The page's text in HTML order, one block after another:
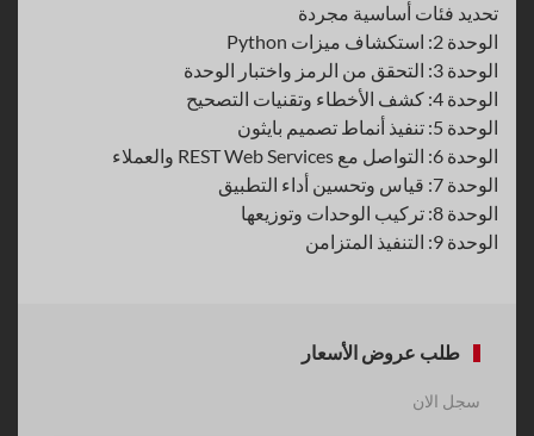
تحديد فئات أساسية مجردة
الوحدة 2: استكشاف ميزات Python
الوحدة 3: التحقق من الرمز واختبار الوحدة
الوحدة 4: كشف الأخطاء وتقنيات التصحيح
الوحدة 5: تنفيذ أنماط تصميم بايثون
الوحدة 6: التواصل مع REST Web Services والعملاء
الوحدة 7: قياس وتحسين أداء التطبيق
الوحدة 8: تركيب الوحدات وتوزيعها
الوحدة 9: التنفيذ المتزامن
طلب عروض الأسعار
سجل الان